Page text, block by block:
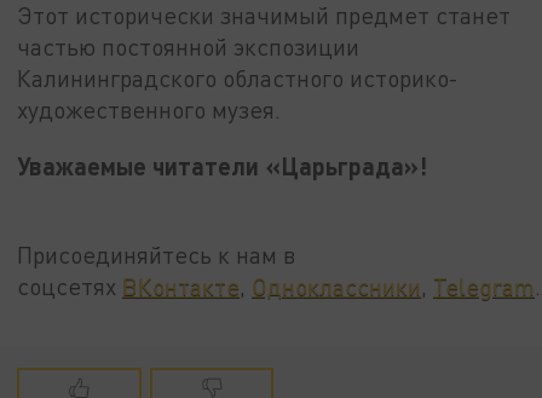
Этот исторически значимый предмет станет
частью постоянной экспозиции
Калининградского областного историко-
художественного музея.
Уважаемые читатели «Царьграда»!
Присоединяйтесь к нам в
соцсетях ВКонтакте Одноклассники Telegram